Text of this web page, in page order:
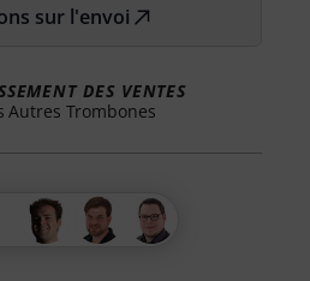
sur l'envoi
DES VENTES
Autres Trombones